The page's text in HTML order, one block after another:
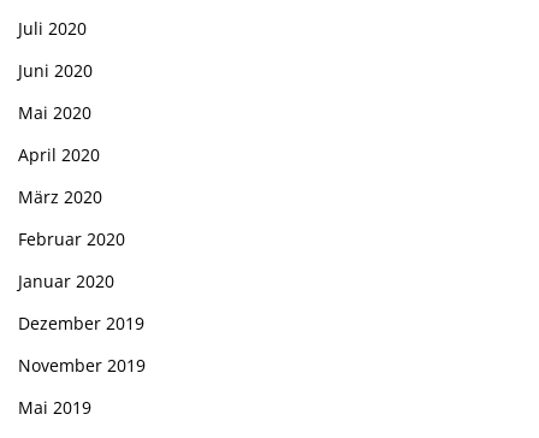
Juli 2020
Juni 2020
Mai 2020
April 2020
März 2020
Februar 2020
Januar 2020
Dezember 2019
November 2019
Mai 2019